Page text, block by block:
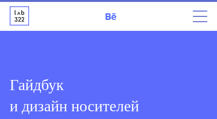
Гайдбук
и дизайн носителей